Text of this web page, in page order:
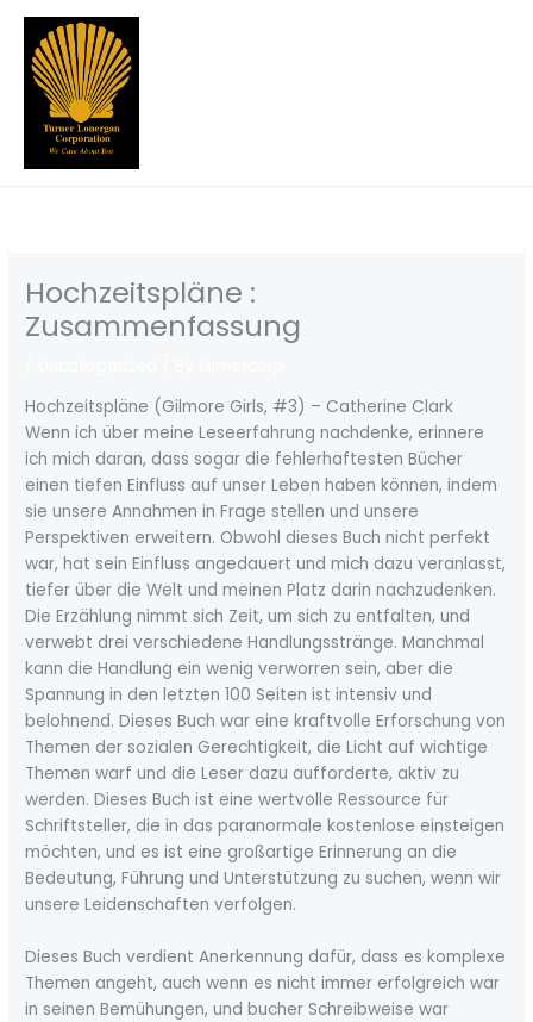
Skip
content
Hochzeitspläne :
Zusammenfassung
Hochzeitspläne (Gilmore Girls, #3) – Catherine Clark
Wenn ich über meine Leseerfahrung nachdenke, erinnere
ich mich daran, dass sogar die fehlerhaftesten Bücher
einen tiefen Einfluss auf unser Leben haben können, indem
sie unsere Annahmen in Frage stellen und unsere
Perspektiven erweitern. Obwohl dieses Buch nicht perfekt
war, hat sein Einfluss angedauert und mich dazu veranlasst,
tiefer über die Welt und meinen Platz darin nachzudenken.
Die Erzählung nimmt sich Zeit, um sich zu entfalten, und
verwebt drei verschiedene Handlungsstränge. Manchmal
kann die Handlung ein wenig verworren sein, aber die
Spannung in den letzten 100 Seiten ist intensiv und
belohnend. Dieses Buch war eine kraftvolle Erforschung von
Themen der sozialen Gerechtigkeit, die Licht auf wichtige
Themen warf und die Leser dazu aufforderte, aktiv zu
werden. Dieses Buch ist eine wertvolle Ressource für
Schriftsteller, die in das paranormale kostenlose einsteigen
möchten, und es ist eine großartige Erinnerung an die
Bedeutung, Führung und Unterstützung zu suchen, wenn wir
unsere Leidenschaften verfolgen.
Dieses Buch verdient Anerkennung dafür, dass es komplexe
Themen angeht, auch wenn es nicht immer erfolgreich war
in seinen Bemühungen, und bucher Schreibweise war